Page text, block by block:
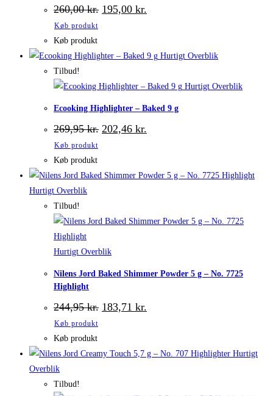
260,00kr. Den
oprindelige
260,00 kr..
195,00 kr.
aktuelle
195,00 kr..
Køb produkt
Køb produkt
Hurtigt Overblik
Tilbud!
Hurtigt Overblik
Ecooking Highlighter – Baked 9 g
269,95kr. Den
oprindelige
269,95 kr..
202,46 kr.
aktuelle
202,46 kr..
Køb produkt
Køb produkt
Hurtigt Overblik
Tilbud!
Hurtigt Overblik
Nilens Jord Baked Shimmer Powder 5 g – No. 7725
Highlight
244,95kr. Den
oprindelige
244,95 kr..
183,71 kr.
aktuelle
183,71 kr..
Køb produkt
Køb produkt
Hurtigt
Overblik
Tilbud!